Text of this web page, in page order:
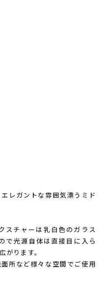
レガントな雰囲気漂うミド
スチャーは乳白色のガラス
で光源自体は直接目に入ら
がります。
所など様々な空間でご使用